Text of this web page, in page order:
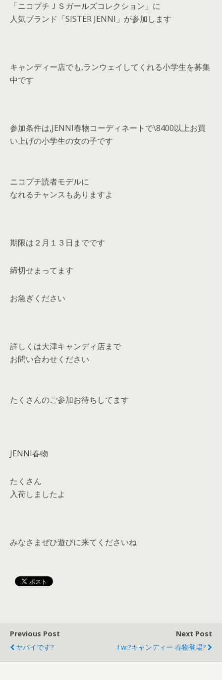
「ニコプチＪＳガールズコレクション」に
人気ブランド「SISTER JENNI」が参加します
キャンディー店でも,ランウェイしてくれる小学生を募集
中です
参加条件は,JENNI春物コーディネートで\8400以上お買
い上げの小学生の女の子です
ニコプチ読者モデルに
なれるチャンスもありますよ
期限は２月１３日までです
締切せまってます
お急ぎください
詳しくは大津キャンディ店まで
お問い合わせください
たくさんのご参加お待ちしてます
JENNI春物
たくさん
入荷しましたよ
みなさまぜひ遊びに来てくださいね
Previous Post
ヤバイです?
Next Post
Fw:?キャンディー 春物登場?